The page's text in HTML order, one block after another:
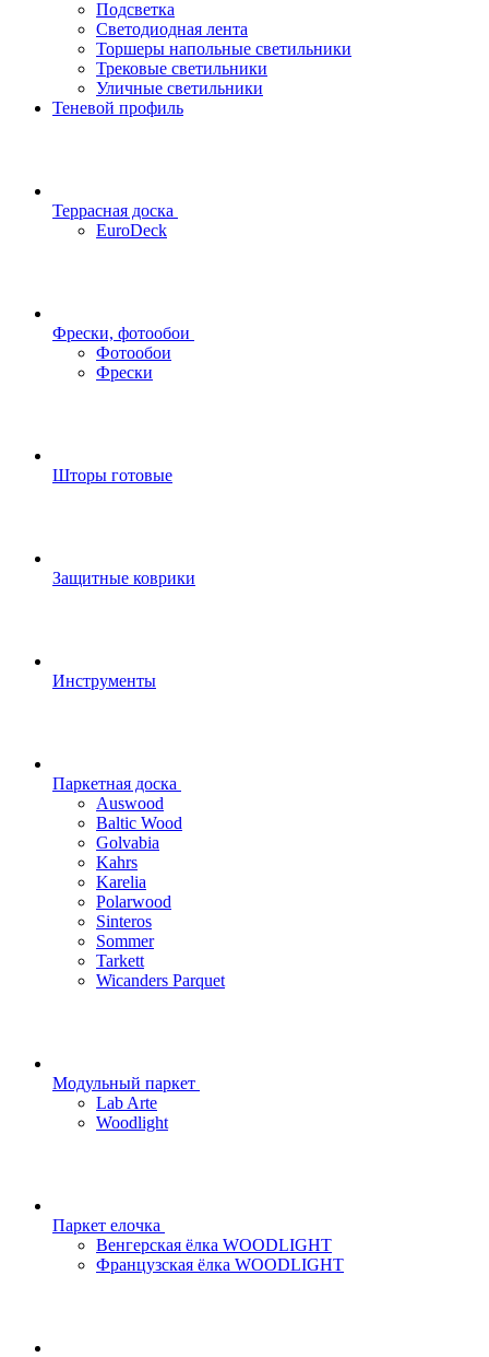
Подсветка
Светодиодная лента
Торшеры напольные светильники
Трековые светильники
Уличные светильники
Теневой профиль
Террасная доска
EuroDeck
Фрески, фотообои
Фотообои
Фрески
Шторы готовые
Защитные коврики
Инструменты
Паркетная доска
Auswood
Baltic Wood
Golvabia
Kahrs
Karelia
Polarwood
Sinteros
Sommer
Tarkett
Wicanders Parquet
Модульный паркет
Lab Arte
Woodlight
Паркет елочка
Венгерская ёлка WOODLIGHT
Французская ёлка WOODLIGHT